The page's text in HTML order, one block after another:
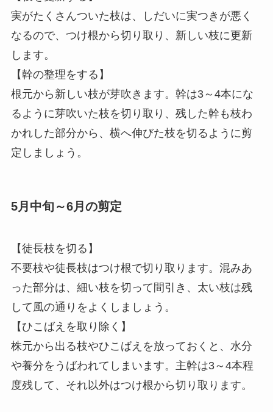
実がたくさんついた枝は、しだいに実つきが悪く
なるので、つけ根から切り取り、新しい枝に更新
します。
【幹の整理をする】
根元から新しい枝が芽吹きます。幹は3～4本にな
るように芽吹いた枝を切り取り、残した幹も枝わ
かれした部分から、横へ伸びた枝を切るように剪
定しましょう。
5月中旬～6月の剪定
【徒長枝を切る】
不要枝や徒長枝はつけ根で切り取ります。混みあ
った部分は、細い枝を切って間引き、太い枝は残
して風の通りをよくしましょう。
【ひこばえを取り除く】
株元から出る枝やひこばえを放っておくと、水分
や養分をうばわれてしまいます。主幹は3～4本程
度残して、それ以外はつけ根から切り取ります。